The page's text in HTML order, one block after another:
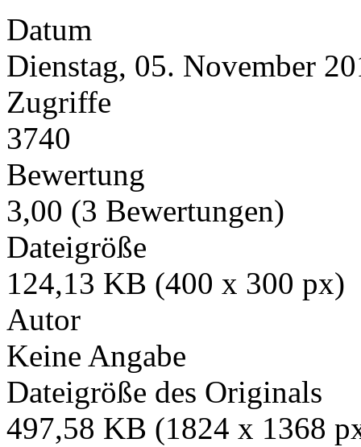
Datum
Dienstag, 05. November
Zugriffe
3740
Bewertung
3,00 (3 Bewertungen)
Dateigröße
124,13 KB (400 x 300 px)
Autor
Keine Angabe
Dateigröße des Originals
497,58 KB (1824 x 1368